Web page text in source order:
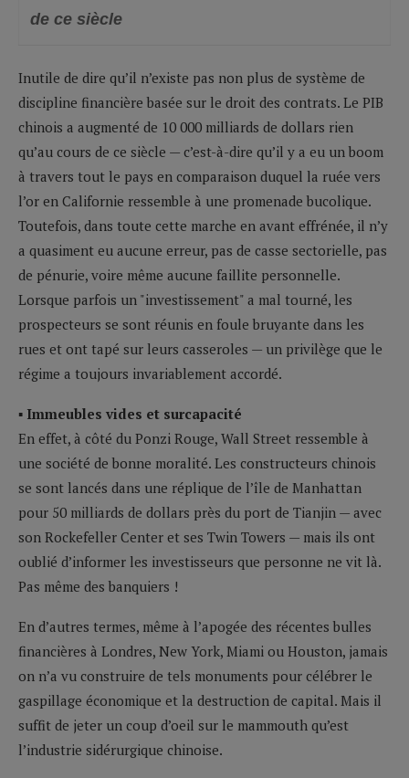
de ce siècle
Inutile de dire qu’il n’existe pas non plus de système de
discipline financière basée sur le droit des contrats. Le PIB
chinois a augmenté de 10 000 milliards de dollars rien
qu’au cours de ce siècle — c’est-à-dire qu’il y a eu un boom
à travers tout le pays en comparaison duquel la ruée vers
l’or en Californie ressemble à une promenade bucolique.
Toutefois, dans toute cette marche en avant effrénée, il n’y
a quasiment eu aucune erreur, pas de casse sectorielle, pas
de pénurie, voire même aucune faillite personnelle.
Lorsque parfois un "investissement" a mal tourné, les
prospecteurs se sont réunis en foule bruyante dans les
rues et ont tapé sur leurs casseroles — un privilège que le
régime a toujours invariablement accordé.
▪ Immeubles vides et surcapacité
En effet, à côté du Ponzi Rouge, Wall Street ressemble à
une société de bonne moralité. Les constructeurs chinois
se sont lancés dans une réplique de l’île de Manhattan
pour 50 milliards de dollars près du port de Tianjin — avec
son Rockefeller Center et ses Twin Towers — mais ils ont
oublié d’informer les investisseurs que personne ne vit là.
Pas même des banquiers !
En d’autres termes, même à l’apogée des récentes bulles
financières à Londres, New York, Miami ou Houston, jamais
on n’a vu construire de tels monuments pour célébrer le
gaspillage économique et la destruction de capital. Mais il
suffit de jeter un coup d’oeil sur le mammouth qu’est
l’industrie sidérurgique chinoise.